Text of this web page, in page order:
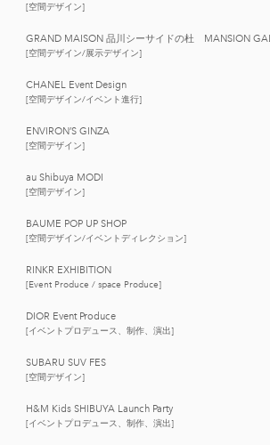
[空間デザイン]
GRAND MAISON 品川シーサイドの杜 MANSION
[空間デザイン/展示デザイン]
CHANEL Event Design
[空間デザイン/イベント進行]
ENVIRON’S GINZA
[空間デザイン]
au Shibuya MODI
[空間デザイン]
BAUME POP UP SHOP
[空間デザイン/イベントディレクション]
RINKR EXHIBITION
[Event Produce / space Produce]
DIOR Event Produce
[イベントプロデュース、制作、演出]
SUBARU SUV FES
[空間デザイン]
H&M Kids SHIBUYA Launch Party
[イベントプロデュース、制作、演出]